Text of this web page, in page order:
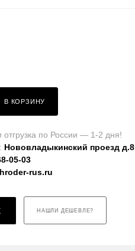
В КОРЗИНУ
отгрузка по России — 1-2 дня!
Нововладыкинский проезд д.8
05-03
rus.ru
НАШЛИ ДЕШЕВЛЕ?